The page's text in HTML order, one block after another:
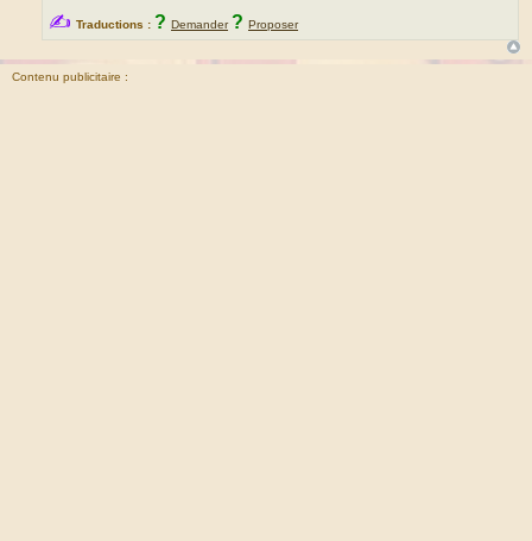
✍ Traductions : ? Demander ? Proposer
Contenu publicitaire :